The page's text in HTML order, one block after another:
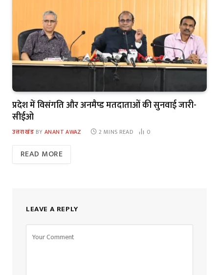
प्रदेश में विसंगति और अनमैप्ड मतदाताओं की सुनवाई जारी-
सीईओ
उत्तराखंड BY ANANT AWAZ 2 MINS READ 0
READ MORE
LEAVE A REPLY